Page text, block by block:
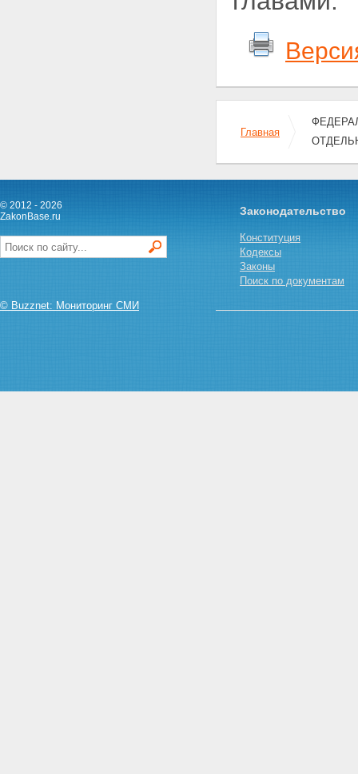
Главная
© 2012 - 2026
ZakonBase.ru
© Buzznet: Мониторинг СМИ
Законодательство
Конституция
Кодексы
Законы
Поиск по документам